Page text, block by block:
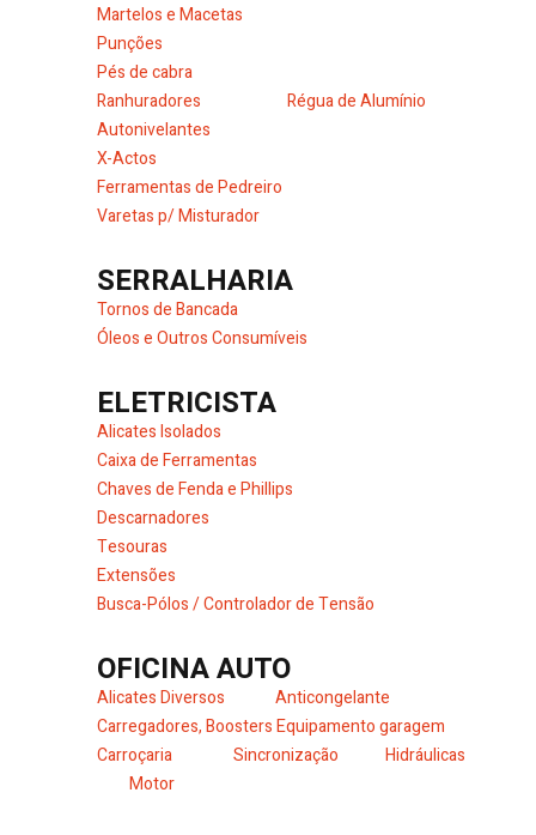
Martelos e Macetas
Punções
Pés de cabra
Ranhuradores
Régua de Alumínio
Autonivelantes
X-Actos
Ferramentas de Pedreiro
Varetas p/ Misturador
SERRALHARIA
Tornos de Bancada
Óleos e Outros Consumíveis
ELETRICISTA
Alicates Isolados
Caixa de Ferramentas
Chaves de Fenda e Phillips
Descarnadores
Tesouras
Extensões
Busca-Pólos / Controlador de Tensão
OFICINA AUTO
Alicates Diversos
Anticongelante
Carregadores, BoostersEquipamento garagem
Carroçaria
Sincronização
Hidráulicas
Motor